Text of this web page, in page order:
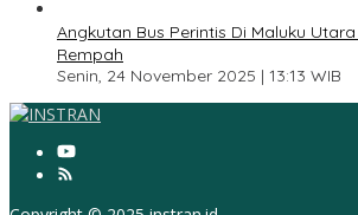
Angkutan Bus Perintis Di Maluku
Rempah
Senin, 24 November 2025 | 13:13 WIB